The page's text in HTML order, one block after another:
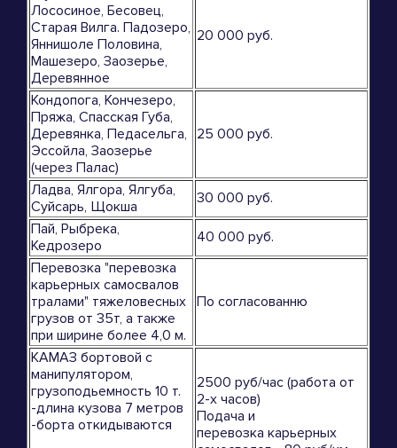
Лососиное, Бесовец,
Старая Вилга. Падозеро,
Яннишоле Половина,
Машезеро, Заозерье,
Деревянное
20 000 руб.
Кондопога, Кончезеро,
Пряжа, Спасская Губа,
Деревянка, Педасельга,
Эссойла, Заозерье
(через Палас)
25 000 руб.
Ладва, Ялгора, Ялгуба,
Суйсарь, Щокша
30 000 руб.
Пай, Рыбрека,
Кедрозеро
40 000 руб.
Перевозка "перевозка
карьерных самосвалов
тралами" тяжеловесных
грузов от 35т, а также
при ширине более 4,0 м.
По согласованню
КАМАЗ бортовой с
манипулятором,
грузоподьемность 10 т.
-длина кузова 7 метров
-борта откидываются
2500 руб/час (работа от
2-х часов)
Подача и
перевозка карьерных